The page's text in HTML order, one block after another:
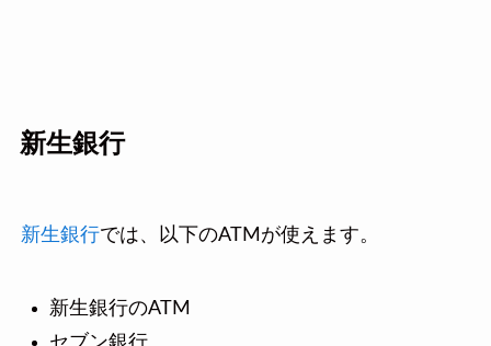
新生銀行
新生銀行では、以下のATMが使えます。
新生銀行のATM
セブン銀行